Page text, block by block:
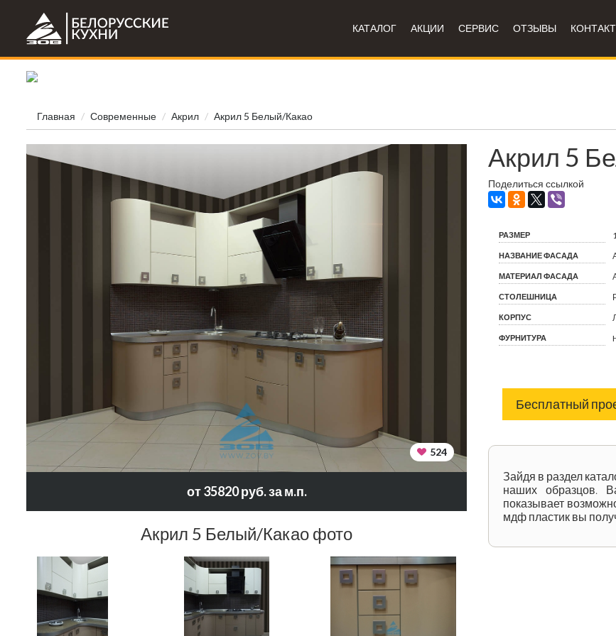
КАТАЛОГ АКЦИИ СЕРВИС ОТЗЫВЫ
Главная Современные Акрил Акрил 5 Белый/Какао
524
от 35820 руб. за м.п.
Акрил 5 Белый/Какао фото
Акрил 5
Поделиться ссылкой
РАЗМЕР
НАЗВАНИЕ ФАСАДА
МАТЕРИАЛ ФАСАДА
СТОЛЕШНИЦА
КОРПУС
ФУРНИТУРА
Бесплатный
Зайдя в раздел
наших образцов.
показывает
мдф пластик вы